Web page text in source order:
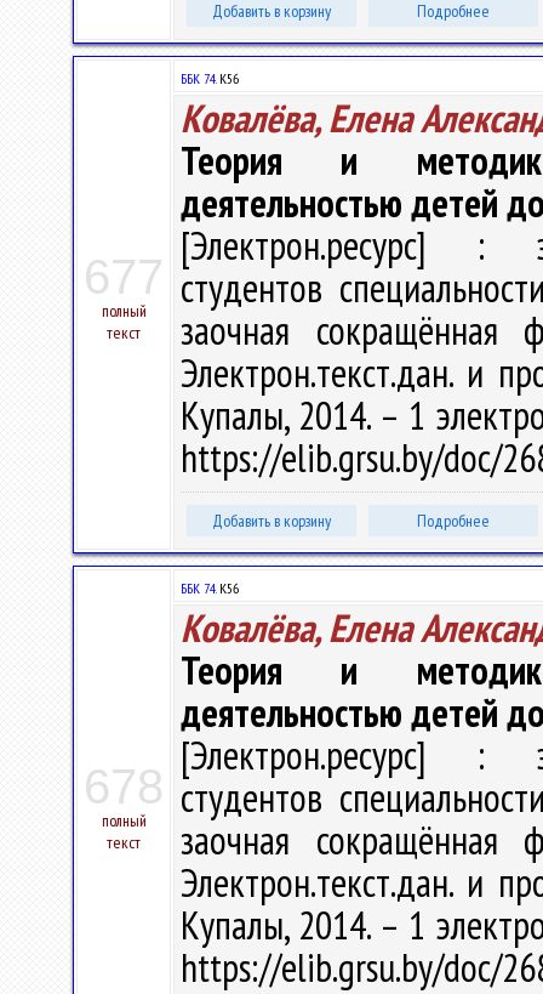
Добавить в корзину Подробнее
677
полный
текст
ББК 74.К56
Ковалёва, Елена
Теория и
деятельностью детей
[Электрон.ресурс] :
студентов
заочная
Электрон.текст.дан. и
Купалы, 2014. – 1
https://elib.grsu.by/doc/
Добавить в корзину Подробнее
678
полный
текст
ББК 74.К56
Ковалёва, Елена
Теория и
деятельностью детей
[Электрон.ресурс] :
студентов
заочная
Электрон.текст.дан. и
Купалы, 2014. – 1
https://elib.grsu.by/doc/